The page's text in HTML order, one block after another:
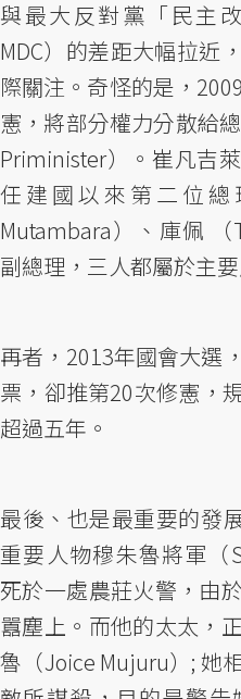
與最大反對黨「民主
MDC）的差距大幅拉近
際關注。奇怪的是，
憲，將部分權力分散給
Priminister）。崔凡吉
任建國以來第二位
Mutambara）、庫佩
副總理，三人都屬於主要
再者，2013年國會大選
票，卻推第20次修憲，
超過五年。
最後、也是最重要的發
重要人物穆朱魯將軍（
死於一處農莊火警，由
囂塵上。而他的太太，
魯（Joice Mujuru）; 她